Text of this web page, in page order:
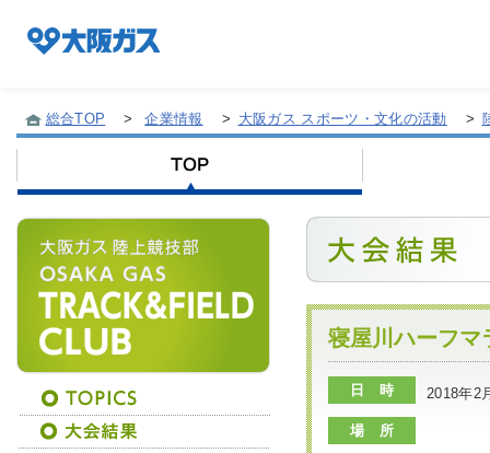
企業/グループについて
社会貢献
技術開発
総合TOP > 企業情報 > 大阪ガス スポーツ・文化の活動 >
寝屋川ハーフマ
日 時 2018年
場 所